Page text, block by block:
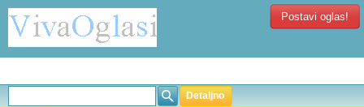
Postavi oglas!
Detaljno